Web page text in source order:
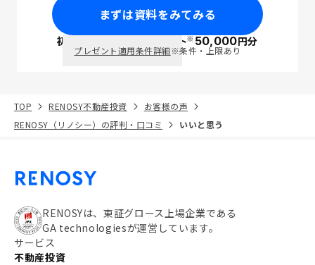
まずは資料をみてみる
初回面談で ポイント※50,000円分
プレゼント適用条件詳細※条件・上限あり
TOP RENOSY不動産投資
お客様の声
RENOSY（リノシー）の評判・口コミ
いいと思う
RENOSYは、東証グロース上場企業である
GA technologiesが運営しています。
サービス
不動産投資